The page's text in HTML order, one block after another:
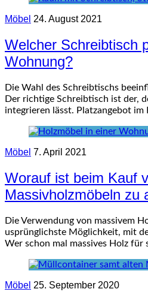
Möbel 24. August 2021
Welcher Schreibtisch
Wohnung?
Die Wahl des Schreibtischs
Der richtige Schreibtisch ist der,
integrieren lässt. Platzangebot im
Möbel 7. April 2021
Worauf ist beim Kauf
Massivholzmöbeln zu
Die Verwendung von massivem
usprünglichste Möglichkeit, mit
Wer schon mal massives Holz für
Möbel 25. September 2020